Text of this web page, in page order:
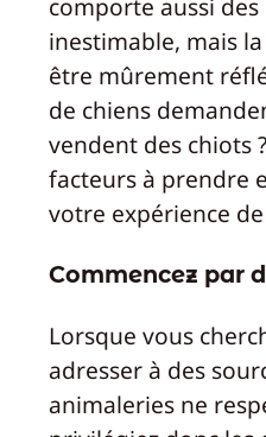
comporte aussi
inestimable, mais
être mûrement
de chiens
vendent des chiots
facteurs à prendre
votre expérience
Commencez par
Lorsque vous
adresser à des
animaleries ne